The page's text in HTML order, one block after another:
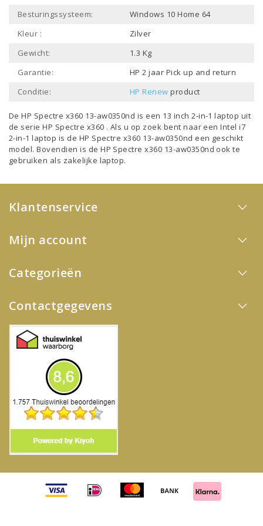
Besturingssysteem:
Windows 10 Home 64
Kleur :
Zilver
Gewicht:
1.3 Kg
Garantie:
HP 2 jaar Pick up and return
Conditie:
HP Renew product
De HP Spectre x360 13-aw0350nd is een 13 inch 2-in-1 laptop uit
de serieHP Spectre x360 . Als u op zoek bent naar eenIntel i7
2-in-1 laptop is de HP Spectre x360 13-aw0350nd een geschikt
model. Bovendien is de HP Spectre x360 13-aw0350nd ook te
gebruiken als zakelijke laptop.
Klantenservice
Mijn account
Categorieën
Contactgegevens